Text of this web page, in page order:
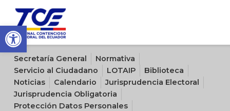
Open toolbar
Sitio oficial del Tribunal Contencioso Electoral del Ecuador
Secretaría General
Normativa
Servicio al Ciudadano
LOTAIP
Biblioteca
Noticias
Calendario
Jurisprudencia Electoral
Jurisprudencia Obligatoria
Protección Datos Personales